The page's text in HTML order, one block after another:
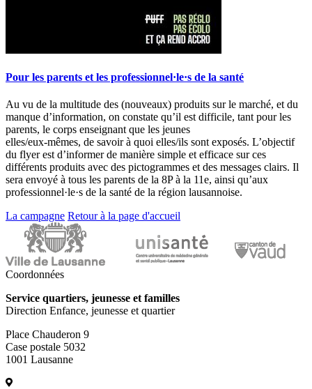
Pour les parents et les professionnel·le·s de la santé
Au vu de la multitude des (nouveaux) produits sur le marché, et du
manque d’information, on constate qu’il est difficile, tant pour les
parents, le corps enseignant que les jeunes
elles/eux-mêmes, de savoir à quoi elles/ils sont exposés. L’objectif
du flyer est d’informer de manière simple et efficace sur ces
différents produits avec des pictogrammes et des messages clairs. Il
sera envoyé à tous les parents de la 8P à la 11e, ainsi qu’aux
professionnel·le·s de la santé de la région lausannoise.
La campagne Retour à la page d'accueil
Coordonnées
Service quartiers, jeunesse et familles
Direction Enfance, jeunesse et quartier
Place Chauderon 9
Case postale 5032
1001 Lausanne